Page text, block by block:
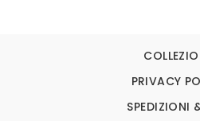
PRIVACY
SPEDIZIONI